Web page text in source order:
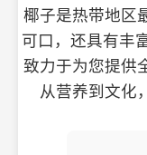
椰子是热带地区
可口，还具有丰
致力于为您提供
从营养到文化